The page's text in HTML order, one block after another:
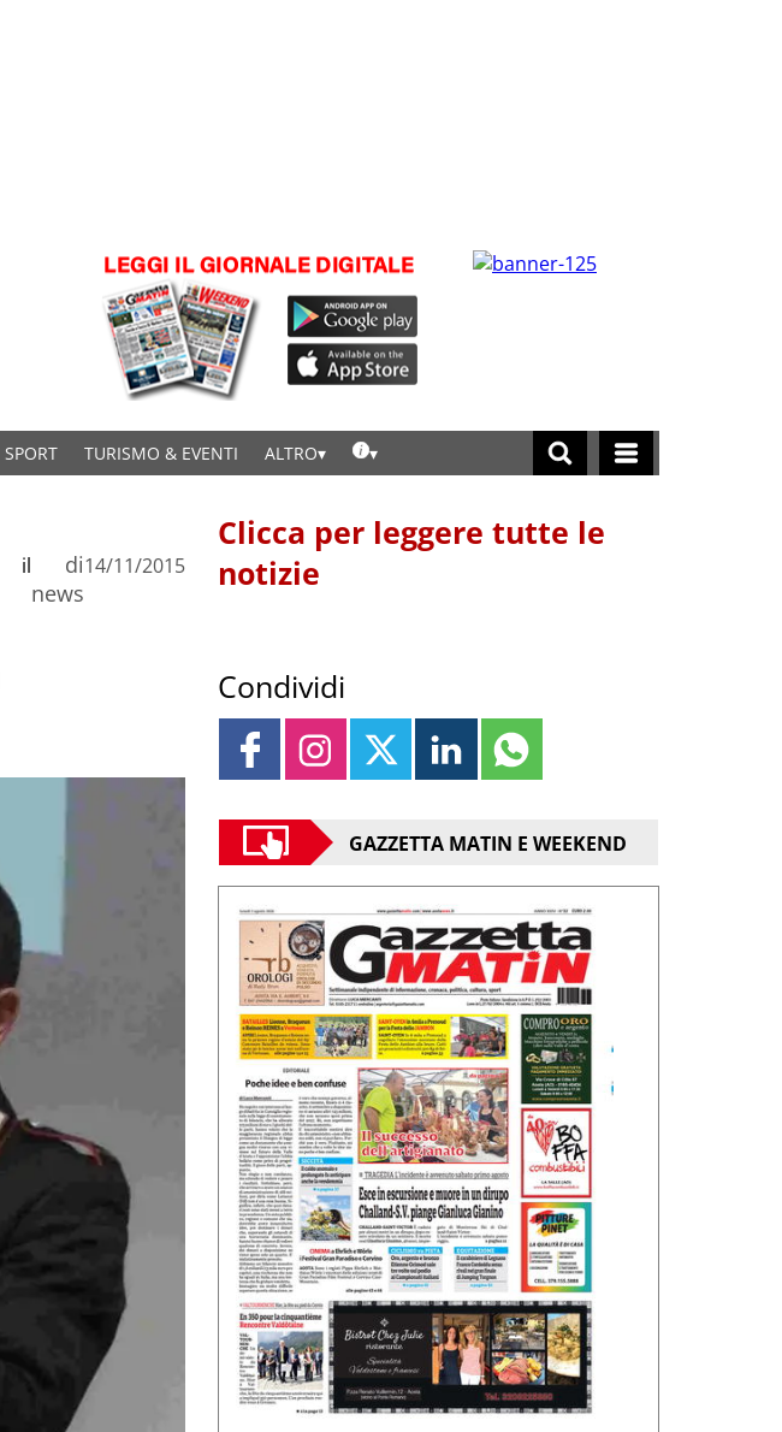
SPORT TURISMO & EVENTI ALTRO
di
news
il 14/11/2015
Clicca per leggere tutte le
notizie
Condividi
GAZZETTA MATIN E WEEKEND